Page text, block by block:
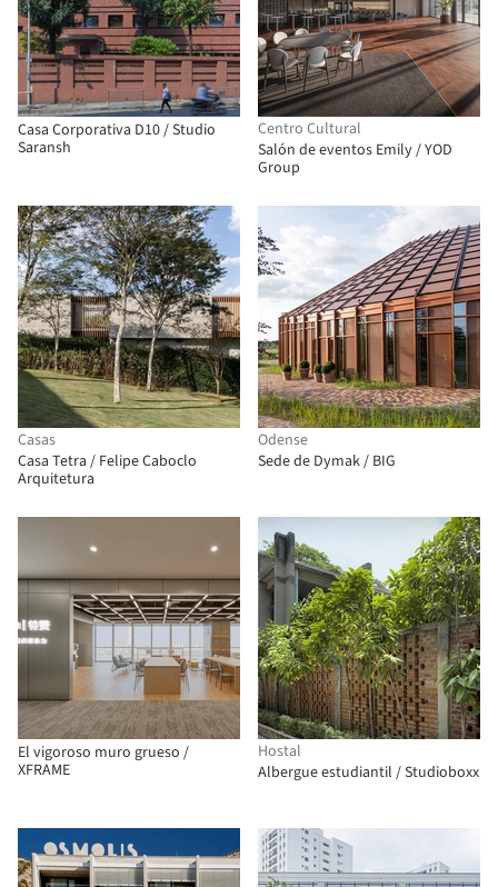
Casa Corporativa D10 / Studio
Saransh
Centro Cultural
Salón de eventos Emily / YOD
Group
Casas
Casa Tetra / Felipe Caboclo
Arquitetura
Odense
Sede de Dymak / BIG
El vigoroso muro grueso /
XFRAME
Hostal
Albergue estudiantil / Studioboxx